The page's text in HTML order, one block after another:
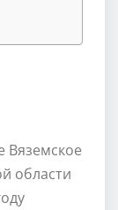
Вяземское
области